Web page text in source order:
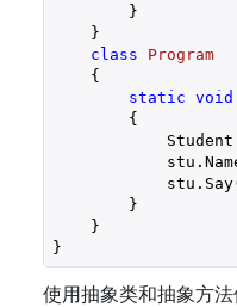
        }
    }
class
Program
    {
static void
{
        }
    }
}
使用抽象类和抽象方